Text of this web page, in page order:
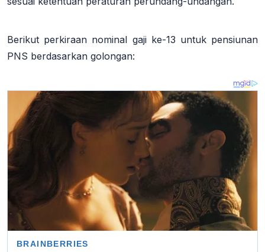
Berikut perkiraan nominal gaji ke-13 untuk pensiunan
PNS berdasarkan golongan: